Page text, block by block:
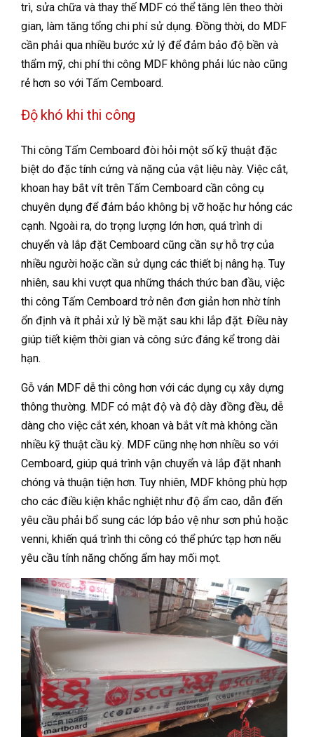
trì, sửa chữa và thay thế MDF có thể tăng lên theo thời
gian, làm tăng tổng chi phí sử dụng. Đồng thời, do MDF
cần phải qua nhiều bước xử lý để đảm bảo độ bền và
thẩm mỹ, chi phí thi công MDF không phải lúc nào cũng
rẻ hơn so với Tấm Cemboard.
Độ khó khi thi công
Thi công Tấm Cemboard đòi hỏi một số kỹ thuật đặc
biệt do đặc tính cứng và nặng của vật liệu này. Việc cắt,
khoan hay bắt vít trên Tấm Cemboard cần công cụ
chuyên dụng để đảm bảo không bị vỡ hoặc hư hỏng các
cạnh. Ngoài ra, do trọng lượng lớn hơn, quá trình di
chuyển và lắp đặt Cemboard cũng cần sự hỗ trợ của
nhiều người hoặc cần sử dụng các thiết bị nâng hạ. Tuy
nhiên, sau khi vượt qua những thách thức ban đầu, việc
thi công Tấm Cemboard trở nên đơn giản hơn nhờ tính
ổn định và ít phải xử lý bề mặt sau khi lắp đặt. Điều này
giúp tiết kiệm thời gian và công sức đáng kể trong dài
hạn.
Gỗ ván MDF dễ thi công hơn với các dụng cụ xây dựng
thông thường. MDF có mật độ và độ dày đồng đều, dễ
dàng cho việc cắt xén, khoan và bắt vít mà không cần
nhiều kỹ thuật cầu kỳ. MDF cũng nhẹ hơn nhiều so với
Cemboard, giúp quá trình vận chuyển và lắp đặt nhanh
chóng và thuận tiện hơn. Tuy nhiên, MDF không phù hợp
cho các điều kiện khắc nghiệt như độ ẩm cao, dẫn đến
yêu cầu phải bổ sung các lớp bảo vệ như sơn phủ hoặc
venni, khiến quá trình thi công có thể phức tạp hơn nếu
yêu cầu tính năng chống ẩm hay mối mọt.